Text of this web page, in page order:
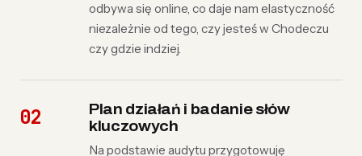
odbywa się online, co daje nam elastyczność
niezależnie od tego, czy jesteś w Chodeczu
czy gdzie indziej.
Plan działań i badanie słów
kluczowych
Na podstawie audytu przygotowuję